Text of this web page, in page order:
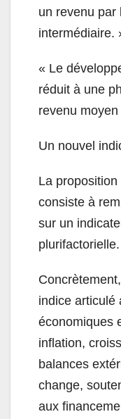
un revenu par
intermédiaire.
« Le
réduit à une
revenu
Un nouvel
La
consiste à
sur un
plurifactorielle.
indice articulé
économiques
inflation,
balances
change,
aux